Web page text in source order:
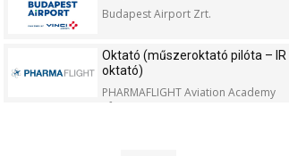
Budapest Airport Zrt.
Oktató (műszeroktató pilóta – IR
oktató)
PHARMAFLIGHT Aviation Academy
Kft.